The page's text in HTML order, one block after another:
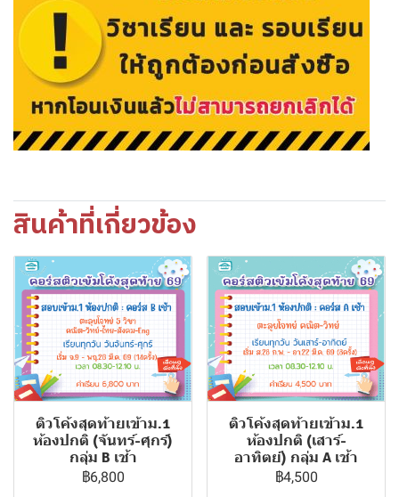
สินค้าที่เกี่ยวข้อง
ติวโค้งสุดท้ายเข้าม.1
ห้องปกติ (จันทร์-ศุกร์)
กลุ่ม B เช้า
฿6,800
ติวโค้งสุดท้ายเข้าม.1
ห้องปกติ (เสาร์-
อาทิตย์) กลุ่ม A เช้า
฿4,500